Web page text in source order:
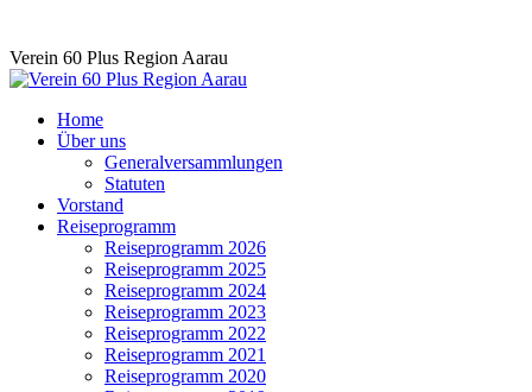
Skip
to
Verein 60 Plus Region Aarau
Home
Über uns
Generalversammlungen
Statuten
Vorstand
Reiseprogramm
Reiseprogramm 2026
Reiseprogramm 2025
Reiseprogramm 2024
Reiseprogramm 2023
Reiseprogramm 2022
Reiseprogramm 2021
Reiseprogramm 2020